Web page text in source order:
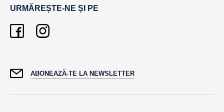
URMĂREȘTE-NE ȘI PE
ABONEAZĂ-TE LA NEWSLETTER